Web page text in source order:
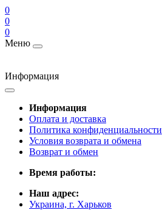
0
0
0
Меню
Информация
Информация
Оплата и доставка
Политика конфиденциальности
Условия возврата и обмена
Возврат и обмен
Время работы:
Наш адрес:
Украина, г. Харьков